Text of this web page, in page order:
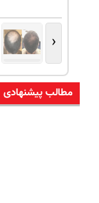
‹
مطالب پیشنهادی